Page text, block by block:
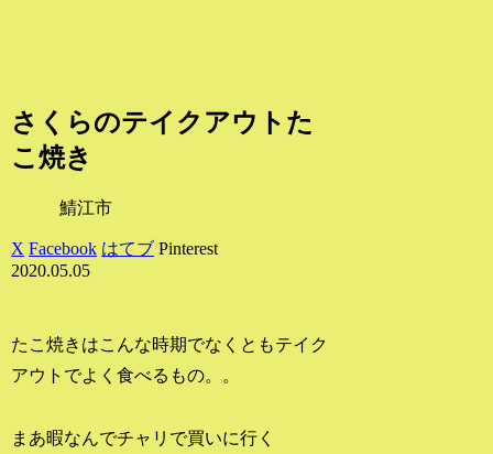
さくらのテイクアウトた
こ焼き
鯖江市
X Facebook はてブ Pinterest
2020.05.05
たこ焼きはこんな時期でなくともテイク
アウトでよく食べるもの。。
まあ暇なんでチャリで買いに行く